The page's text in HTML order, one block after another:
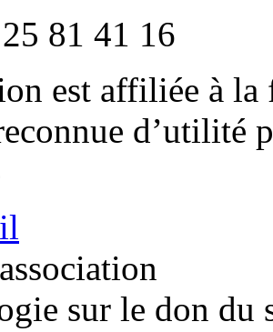
81 41 16
est affiliée à
d’utilité
sur le don du